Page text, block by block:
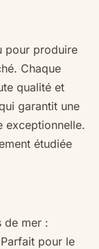
pour produire
Chaque
qualité et
garantit une
exceptionnelle.
étudiée
de mer :
pour le